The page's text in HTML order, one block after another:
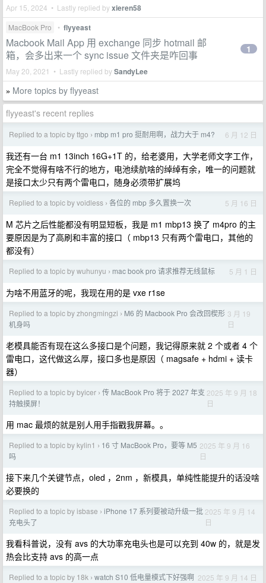
Apr 15, 2024 • Lastly replied byxieren58
MacBook Pro • flyyeast
Macbook Mail App 用 exchange 同步 hotmail 邮
箱，会多出来一个 sync issue 文件夹是咋回事
May 20, 2021 • Lastly replied bySandyLee
1
» More topics by flyyeast
flyyeast's recent replies
Replied to a topic by ttgo › mbp m1 pro 挺耐用啊，战力大于 m4? 6 月 12 日
我还有一台 m1 13inch 16G+1T 的，给老婆用，大学老师文字工作，
完全不觉得有啥不行的地方，电池续航啥的绰绰有余，唯一的问题就
是接口太少只有两个雷电口，随身必须带扩展坞
Replied to a topic by voidless › 各位的 mbp 多久置换一次 5 月 16 日
M 芯片之后性能都没有明显短板，我是 m1 mbp13 换了 m4pro 的主
要原因是为了高刷和丰富的接口（ mbp13 只有两个雷电口，其他的
都没有）
Replied to a topic by wuhunyu › mac book pro 请求推荐无线鼠标 5 月 1 日
为啥不用蓝牙的呢，我现在用的是 vxe r1se
Replied to a topic by zhongmingzi › M6 的 Macbook Pro 会改回楔形
机身吗
3 月 19
日
老模具能否有现在这么多接口是个问题，我记得原来就 2 个或者 4 个
雷电口，这代做这么厚，接口多也是原因（ magsafe + hdmi + 读卡
器）
Replied to a topic by byicer › 传 MacBook Pro 将于 2027 年支
持触摸屏！
2025 年 9 月 18
日
用 mac 最烦的就是别人用手指戳我屏幕。。
Replied to a topic by kylin1 › 16 寸 MacBook Pro，要等 M5
吗
2025 年 9 月 16
日
接下来几个关键节点，oled ，2nm ，新模具，单纯性能提升的话没啥
必要换的
Replied to a topic by isbase › iPhone 17 系列要被动升级一批
充电头了
2025 年 9 月 14
日
我看科普说，没有 avs 的大功率充电头也是可以充到 40w 的，就是发
热会比支持 avs 的高一点
Replied to a topic by 18k › watch S10 低电量模式下好强啊 2025 年 9 月 14 日